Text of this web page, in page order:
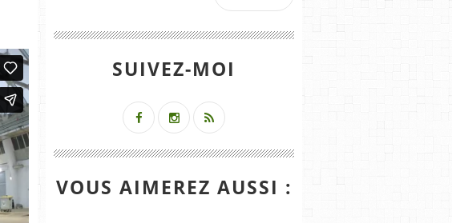
SUIVEZ-MOI
VOUS AIMEREZ AUSSI :